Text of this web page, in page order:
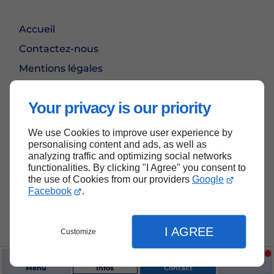
Your privacy is our priority
We use Cookies to improve user experience by
personalising content and ads, as well as
analyzing traffic and optimizing social networks
functionalities. By clicking "I Agree" you consent to
the use of Cookies from our providers Google
Facebook
.
Customize I AGREE
Menu Infos Contact
Accueil
Contactez-nous
Mentions légales
Haut de page